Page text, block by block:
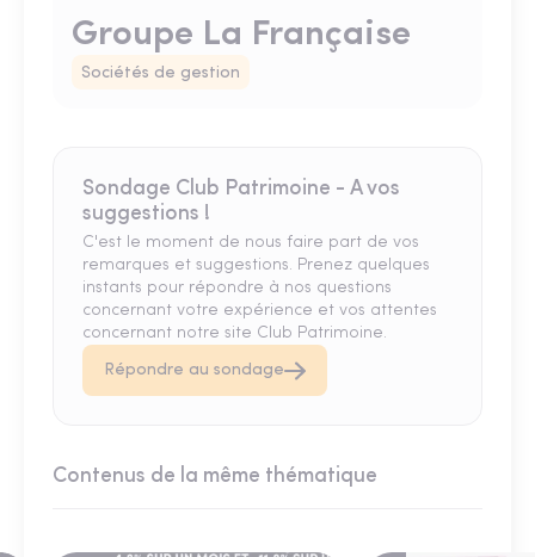
Groupe La Française
Sociétés de gestion
Sondage Club Patrimoine - A vos
suggestions !
C'est le moment de nous faire part de vos
remarques et suggestions. Prenez quelques
instants pour répondre à nos questions
concernant votre expérience et vos attentes
concernant notre site Club Patrimoine.
Répondre au sondage
Contenus de la même thématique